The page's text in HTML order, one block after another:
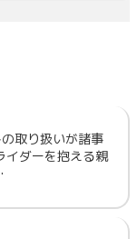
取り扱いが諸事
イダーを抱える親